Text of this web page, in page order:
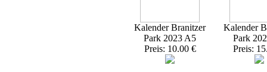
Kalender Branitzer
Park 2023 A5
Preis: 10.00 €
Kalender
Park
Preis: